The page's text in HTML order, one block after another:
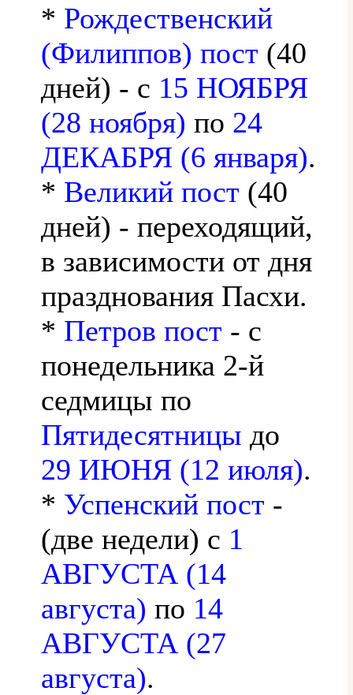
* Рождественский
(Филиппов) пост (40
дней) - с 15 НОЯБРЯ
(28 ноября) по 24
ДЕКАБРЯ (6 января).
* Великий пост (40
дней) - переходящий,
в зависимости от дня
празднования Пасхи.
* Петров пост - с
понедельника 2-й
седмицы по
Пятидесятницы до
29 ИЮНЯ (12 июля).
* Успенский пост -
(две недели) с 1
АВГУСТА (14
августа) по 14
АВГУСТА (27
августа).